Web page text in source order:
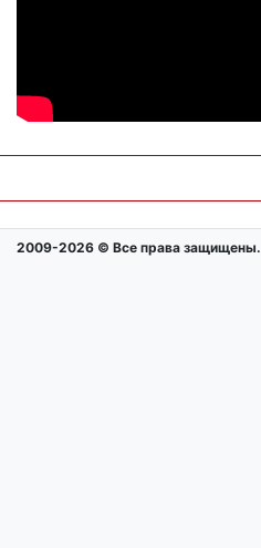
2009-2026 © Все права защищены.